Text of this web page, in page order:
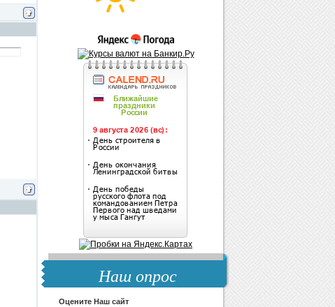
Наш опрос
Оцените Наш сайт